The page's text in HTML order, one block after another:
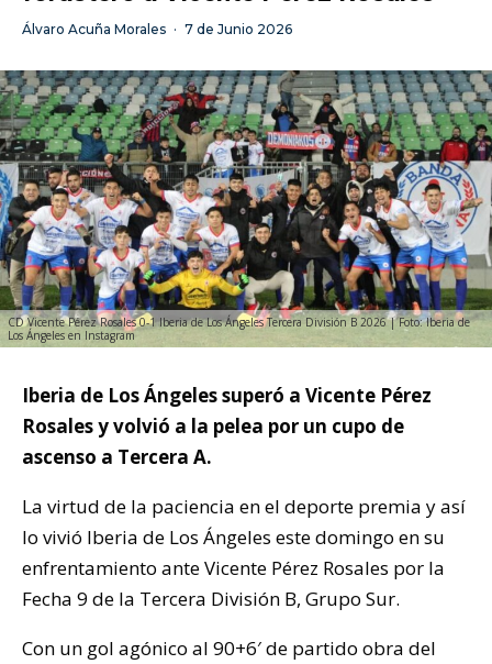
Álvaro Acuña Morales · 7 de Junio 2026
CD Vicente Pérez Rosales 0-1 Iberia de Los Ángeles Tercera División B 2026 | Foto: Iberia de
Los Ángeles en Instagram
Iberia de Los Ángeles superó a Vicente Pérez
Rosales y volvió a la pelea por un cupo de
ascenso a Tercera A.
La virtud de la paciencia en el deporte premia y así
lo vivió Iberia de Los Ángeles este domingo en su
enfrentamiento ante Vicente Pérez Rosales por la
Fecha 9 de la Tercera División B, Grupo Sur.
Con un gol agónico al 90+6′ de partido obra del